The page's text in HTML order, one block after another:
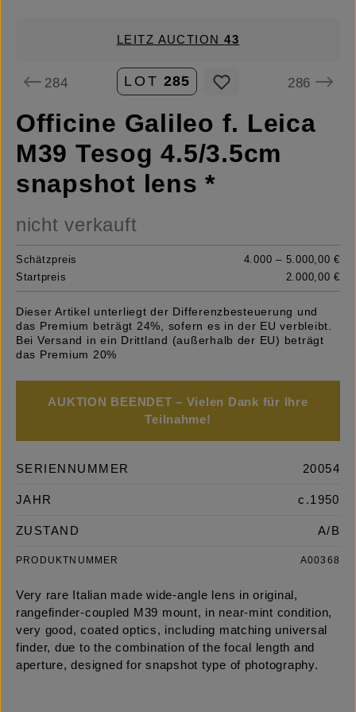
LEITZ AUCTION43
284 LOT 285 286
Officine Galileo f. Leica
M39 Tesog 4.5/3.5cm
snapshot lens *
nicht verkauft
Schätzpreis
4.000 – 5.000,00 €
Startpreis
2.000,00 €
Dieser Artikel unterliegt der Differenzbesteuerung und
das Premium beträgt 24%, sofern es in der EU verbleibt.
Bei Versand in ein Drittland (außerhalb der EU) beträgt
das Premium 20%
AUKTION BEENDET – Vielen Dank für Ihre
Teilnahme!
SERIENNUMMER 20054
JAHR c.1950
ZUSTAND A/B
PRODUKTNUMMER A00368
Very rare Italian made wide-angle lens in original,
rangefinder-coupled M39 mount, in near-mint condition,
very good, coated optics, including matching universal
finder, due to the combination of the focal length and
aperture, designed for snapshot type of photography.